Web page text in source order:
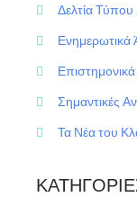
Δελτία
Ενημερωτικά
Σημαντικές
Τα Νέα του